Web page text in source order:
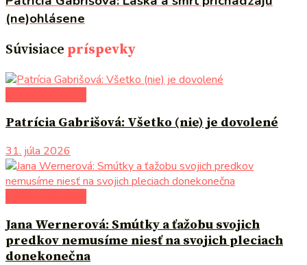
(ne)ohlásene
Súvisiace príspevky
Patrícia Gabrišová: Všetko (nie) je dovolené
31. júla 2026
Jana Wernerová: Smútky a ťažobu svojich
predkov nemusíme niesť na svojich pleciach
donekonečna